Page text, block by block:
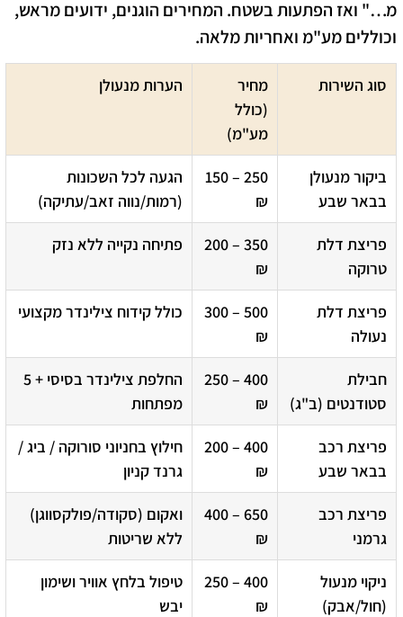
מ…" ואז הפתעות בשטח. המחירים הוגנים, ידועים מראש,
וכוללים מע"מ ואחריות מלאה.
סוג השירות
מחיר
(כולל
מע"מ)
הערות מנעולן
ביקור מנעולן
בבאר שבע
150 – 250
₪
הגעה לכל השכונות
(רמות/נווה זאב/עתיקה)
פריצת דלת
טרוקה
200 – 350
₪
פתיחה נקייה ללא נזק
פריצת דלת
נעולה
300 – 500
₪
כולל קידוח צילינדר מקצועי
חבילת
סטודנטים (ב"ג)
250 – 400
₪
החלפת צילינדר בסיסי + 5
מפתחות
פריצת רכב
בבאר שבע
200 – 400
₪
חילוץ בחניוני סורוקה / ביג /
גרנד קניון
פריצת רכב
גרמני
400 – 650
₪
ואקום (סקודה/פולקסווגן)
ללא שריטות
ניקוי מנעול
(חול/אבק)
250 – 400
₪
טיפול בלחץ אוויר ושימון
יבש